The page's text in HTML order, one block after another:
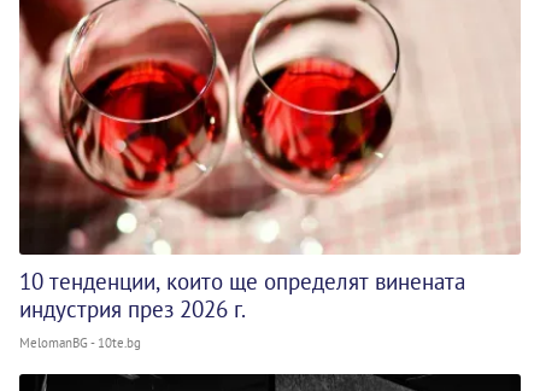
10 тенденции, които ще определят винената
индустрия през 2026 г.
MelomanBG - 10te.bg